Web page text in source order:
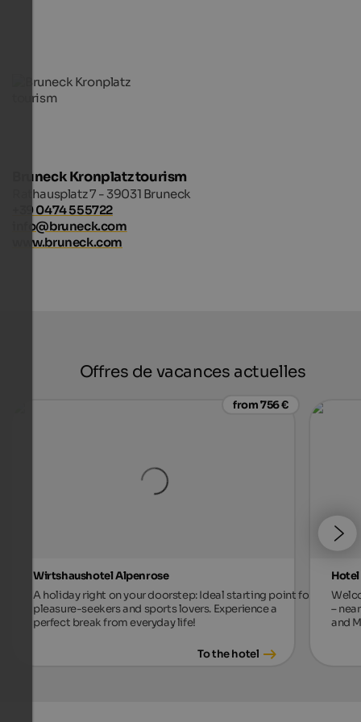
Bruneck Kronplatz tourism
Rathausplatz 7 - 39031 Bruneck
+39 0474 555722
info@bruneck.com
www.bruneck.com
Offres de vacances actuelles
from 756 €
Wirtshaushotel Alpenrose
A holiday right on your doorstep: Ideal starting point for
pleasure-seekers and sports lovers. Experience a
perfect break from everyday life!
To the hotel
–
and